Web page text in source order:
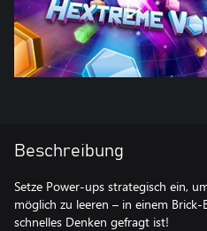
Beschreibung
Setze Power-ups strategisch ein,
möglich zu leeren – in einem Brick-
schnelles Denken gefragt ist!